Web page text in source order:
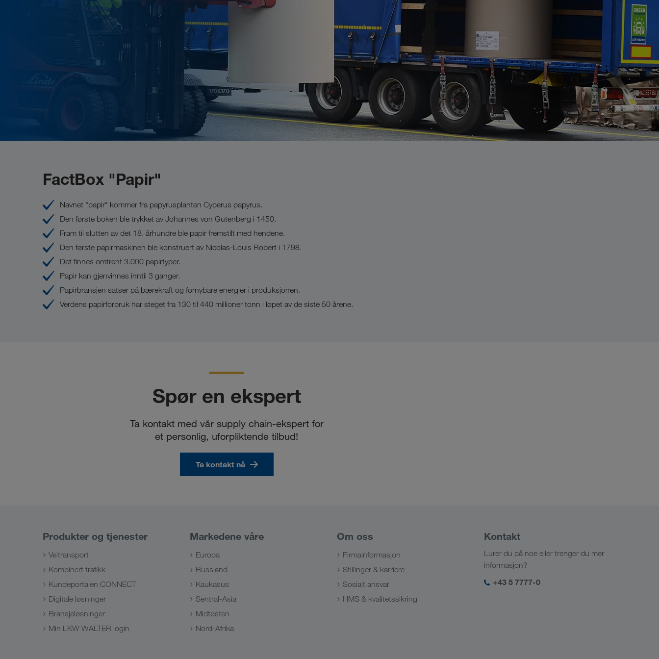
FactBox "Papir"
Navnet "papir" kommer fra papyrusplanten Cyperus papyrus.
Den første boken ble trykket av Johannes von Gutenberg i 1450.
Fram til slutten av det 18. århundre ble papir fremstilt med hendene.
Den første papirmaskinen ble konstruert av Nicolas-Louis Robert i 1798.
Det finnes omtrent 3.000 papirtyper.
Papir kan gjenvinnes inntil 3 ganger.
Papirbransjen satser på bærekraft og fornybare energier i produksjonen.
Verdens papirforbruk har steget fra 130 til 440 millioner tonn i løpet av de siste 50 årene.
Spør en ekspert
Ta kontakt med vår supply chain-ekspert for
et personlig, uforpliktende tilbud!
Ta kontakt nå
Produkter og tjenester
Veitransport
Kombinert trafikk
Kundeportalen CONNECT
Digitale løsninger
Bransjeløsninger
Min LKW WALTER login
Markedene våre
Europa
Russland
Kaukasus
Sentral-Asia
Midtøsten
Nord-Afrika
Om oss
Firmainformasjon
Stillinger & karriere
Sosialt ansvar
HMS & kvalitetssikring
Kontakt
Lurer du på noe eller trenger du mer
informasjon?
+43 5 7777-0